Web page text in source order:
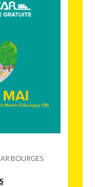
BOURGES